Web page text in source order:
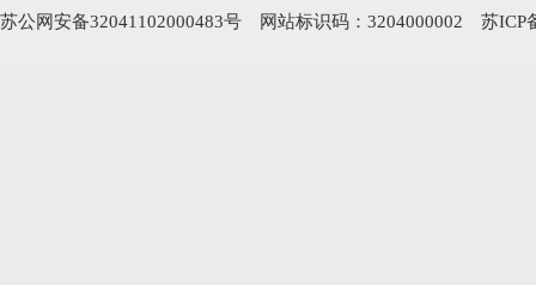
苏公网安备32041102000483号 网站标识码：3204000002 苏ICP